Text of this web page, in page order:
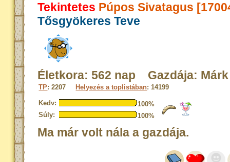
Tekintetes Púpos Sivatagus
Tősgyökeres Teve
Életkora: 562 nap Gazdája: Márk
TP: 2207 Helyezés a toplistában: 14199
Kedv:
100%
Súly:
100%
Ma már volt nála a gazdája.